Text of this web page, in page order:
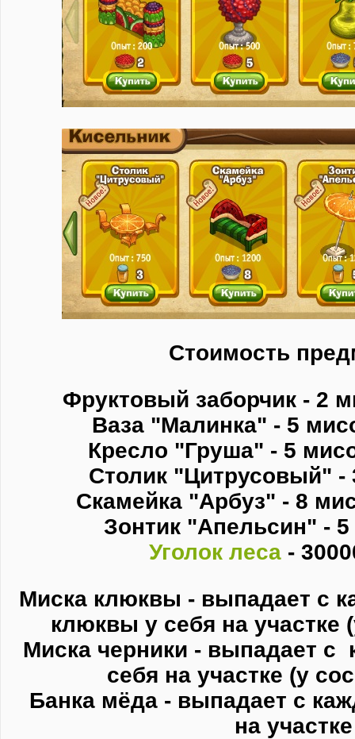
Стоимость
Фруктовый заборчик - 2
Ваза "Малинка" - 5
Кресло "Груша" - 5
Столик "Цитрусовый" -
Скамейка "Арбуз" - 8
Зонтик "Апельсин" -
Уголок леса-
Миска клюквы - выпадает с
клюквы у себя на участке
Миска черники - выпадает с
себя на участке (у
Банка мёда - выпадает с
на участке